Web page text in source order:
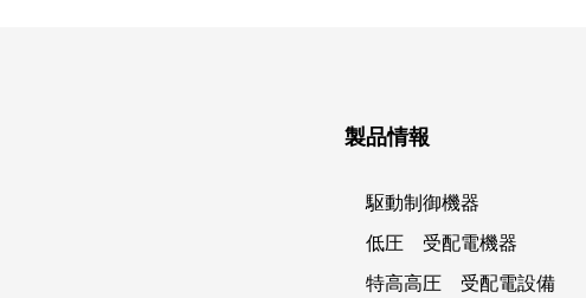
製品情報
駆動制御機器
低圧 受配電機器
特高高圧 受配電設備